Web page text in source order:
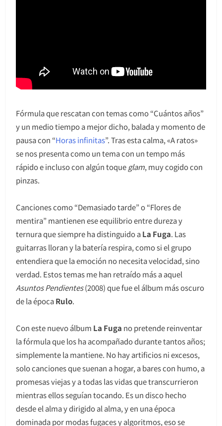
Fórmula que rescatan con temas como “Cuántos años”
y un medio tiempo a mejor dicho, balada y momento de
pausa con “Horas infinitas”. Tras esta calma, «A ratos»
se nos presenta como un tema con un tempo más
rápido e incluso con algún toqueglam, muy cogido con
pinzas.
Canciones como “Demasiado tarde” o “Flores de
mentira” mantienen ese equilibrio entre dureza y
ternura que siempre ha distinguido aLa Fuga. Las
guitarras lloran y la batería respira, como si el grupo
entendiera que la emoción no necesita velocidad, sino
verdad. Estos temas me han retraído más a aquel
Asuntos Pendientes(2008) que fue el álbum más oscuro
de la épocaRulo.
Con este nuevo álbum La Fuga no pretende reinventar
la fórmula que los ha acompañado durante tantos años;
simplemente la mantiene. No hay artificios ni excesos,
solo canciones que suenan a hogar, a bares con humo, a
promesas viejas y a todas las vidas que transcurrieron
mientras ellos seguían tocando. Es un disco hecho
desde el alma y dirigido al alma, y en una época
dominada por modas fugaces y algoritmos, eso se